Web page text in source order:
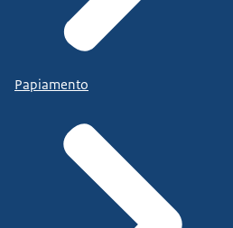
Papiamento